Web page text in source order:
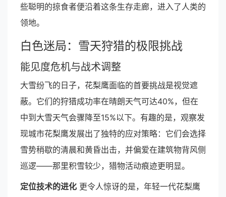
些聪明的掠食者便沿着这条生存走廊，进入了人类的
领地。
白色迷局：雪天狩猎的极限挑战
能见度危机与战术调整
大雪纷飞的日子，花梨鹰面临的首要挑战是视觉遮
蔽。它们的狩猎成功率在晴朗天气可达40%，但在
中到大雪天气会骤降至15%以下。有趣的是，观察发
现城市花梨鹰发展出了独特的应对策略：它们会选择
雪势稍歇的清晨和黄昏出击，并偏爱在建筑物背风侧
巡逻——那里积雪较少，猎物活动痕迹更明显。
定位技术的进化 更令人惊讶的是，年轻一代花梨鹰